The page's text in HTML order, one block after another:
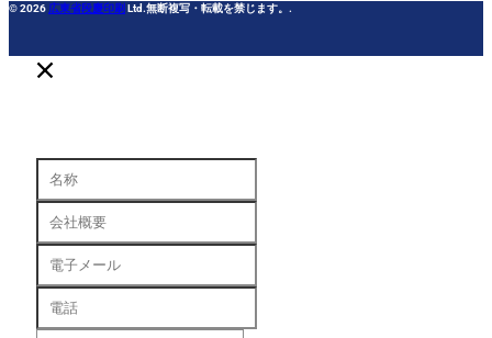
© 2026 広東省段慶印刷 Ltd.無断複写・転載を禁じます。.